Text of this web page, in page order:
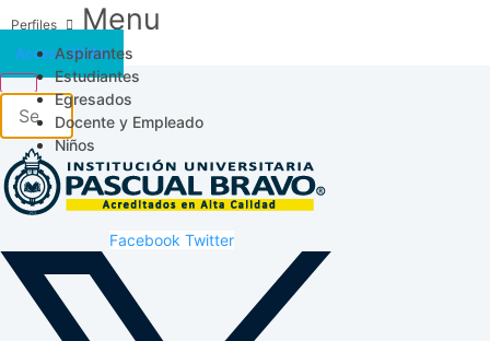
Menu
Aspirantes
Estudiantes
Egresados
Docente y Empleado
Niños
Acceso SICAU
Facebook Twitter